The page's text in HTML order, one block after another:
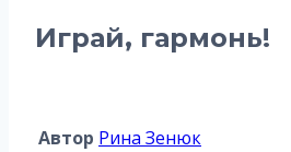
Играй, гармонь!
Автор Рина Зенюк